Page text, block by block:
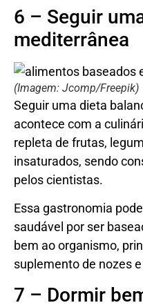
6 – Seguir
mediterrânea
(Imagem: Jcomp/Freepik)
Seguir uma dieta
acontece com a
repleta de frutas,
insaturados, sendo
pelos cientistas.
Essa gastronomia
saudável por ser
bem ao organismo,
suplemento de nozes
7 – Dormir